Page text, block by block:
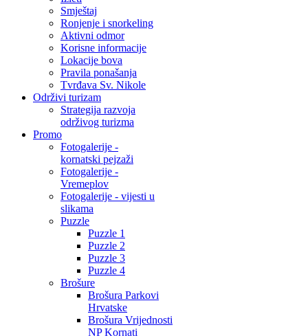
Smještaj
Ronjenje i snorkeling
Aktivni odmor
Korisne informacije
Lokacije bova
Pravila ponašanja
Tvrđava Sv. Nikole
Održivi turizam
Strategija razvoja
održivog turizma
Promo
Fotogalerije -
kornatski pejzaži
Fotogalerije -
Vremeplov
Fotogalerije - vijesti u
slikama
Puzzle
Puzzle 1
Puzzle 2
Puzzle 3
Puzzle 4
Brošure
Brošura Parkovi
Hrvatske
Brošura Vrijednosti
NP Kornati